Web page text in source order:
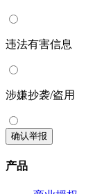
违法有害信息
涉嫌抄袭/盗用
确认举报
产品